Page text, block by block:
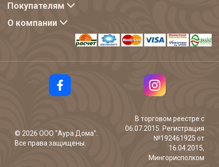
Покупателям
О компании
© 2026 ООО "Аура Дома".
Все права защищены.
В торговом реестре с
06.07.2015. Регистрация
№192461925 от
16.04.2015,
Мингорисполком